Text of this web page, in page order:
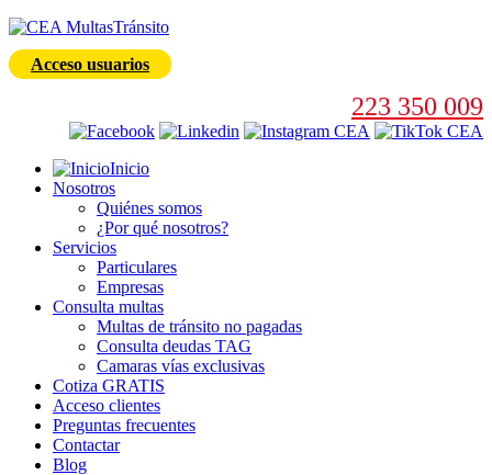
Acceso usuarios
223 350 009
Inicio
Nosotros
Quiénes somos
¿Por qué nosotros?
Servicios
Particulares
Empresas
Consulta multas
Multas de tránsito no pagadas
Consulta deudas TAG
Camaras vías exclusivas
Cotiza GRATIS
Acceso clientes
Preguntas frecuentes
Contactar
Blog